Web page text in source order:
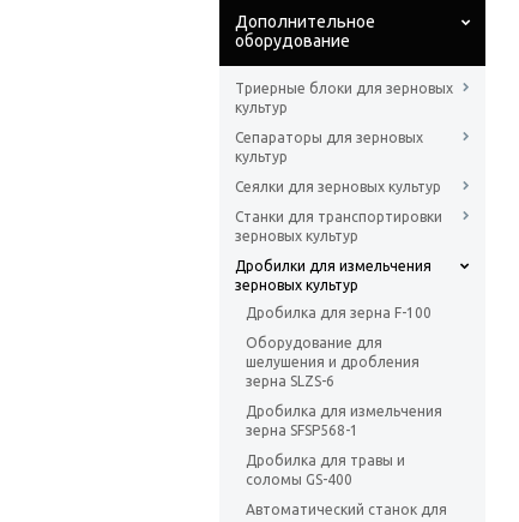
Дополнительное
оборудование
Триерные блоки для зерновых
культур
Сепараторы для зерновых
культур
Сеялки для зерновых культур
Станки для транспортировки
зерновых культур
Дробилки для измельчения
зерновых культур
Дробилка для зерна F-100
Оборудование для
шелушения и дробления
зерна SLZS-6
Дробилка для измельчения
зерна SFSP568-1
Дробилка для травы и
соломы GS-400
Автоматический станок для